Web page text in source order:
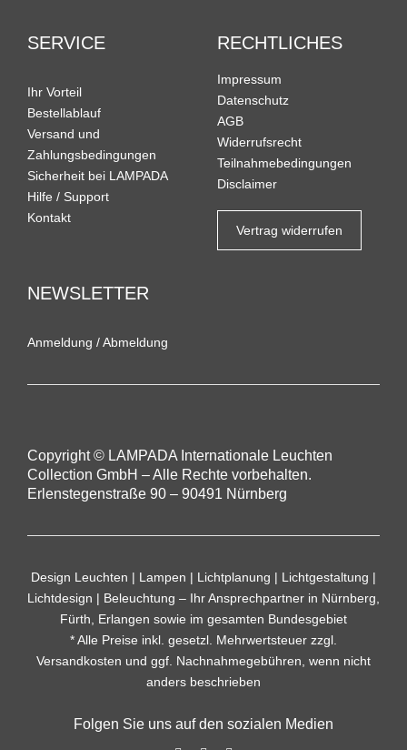
SERVICE
Ihr Vorteil
Bestellablauf
Versand und
Zahlungsbedingungen
Sicherheit bei LAMPADA
Hilfe / Support
Kontakt
RECHTLICHES
Impressum
Datenschutz
AGB
Widerrufsrecht
Teilnahmebedingungen
Disclaimer
Vertrag widerrufen
NEWSLETTER
Anmeldung /Abmeldung
Copyright © LAMPADA Internationale Leuchten
Collection GmbH – Alle Rechte vorbehalten.
Erlenstegenstraße 90 – 90491 Nürnberg
Design Leuchten | Lampen | Lichtplanung | Lichtgestaltung |
Lichtdesign | Beleuchtung – Ihr Ansprechpartner in Nürnberg,
Fürth, Erlangen sowie im gesamten Bundesgebiet
* Alle Preise inkl. gesetzl. Mehrwertsteuer zzgl.
Versandkosten und ggf. Nachnahmegebühren, wenn nicht
anders beschrieben
Folgen Sie uns auf den sozialen Medien